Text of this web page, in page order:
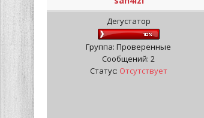
Дегустатор
Группа: Проверенные
Сообщений: 2
Статус: Отсутствует